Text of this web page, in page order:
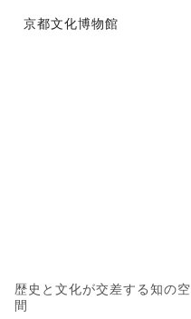
京都文化博物館
歴史と文化が交差する知の空
間